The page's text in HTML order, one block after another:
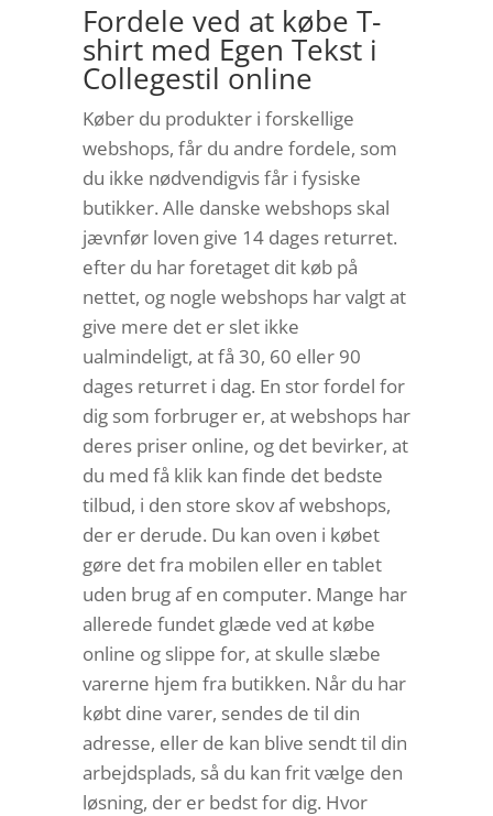
Fordele ved at købe T-
shirt med Egen Tekst i
Collegestil online
Køber du produkter i forskellige
webshops, får du andre fordele, som
du ikke nødvendigvis får i fysiske
butikker. Alle danske webshops skal
jævnfør loven give 14 dages returret.
efter du har foretaget dit køb på
nettet, og nogle webshops har valgt at
give mere det er slet ikke
ualmindeligt, at få 30, 60 eller 90
dages returret i dag. En stor fordel for
dig som forbruger er, at webshops har
deres priser online, og det bevirker, at
du med få klik kan finde det bedste
tilbud, i den store skov af webshops,
der er derude. Du kan oven i købet
gøre det fra mobilen eller en tablet
uden brug af en computer. Mange har
allerede fundet glæde ved at købe
online og slippe for, at skulle slæbe
varerne hjem fra butikken. Når du har
købt dine varer, sendes de til din
adresse, eller de kan blive sendt til din
arbejdsplads, så du kan frit vælge den
løsning, der er bedst for dig. Hvor